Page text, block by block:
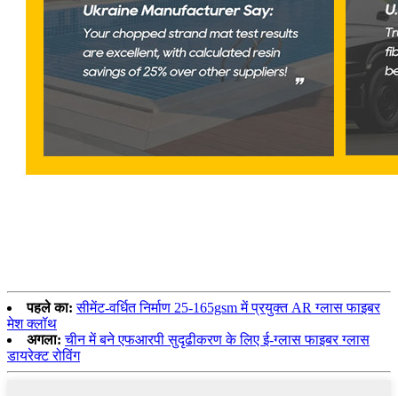
पहले का: सीमेंट-वर्धित निर्माण 25-165gsm में प्रयुक्त AR ग्लास फाइबर
मेश क्लॉथ
अगला: चीन में बने एफआरपी सुदृढीकरण के लिए ई-ग्लास फाइबर ग्लास
डायरेक्ट रोविंग